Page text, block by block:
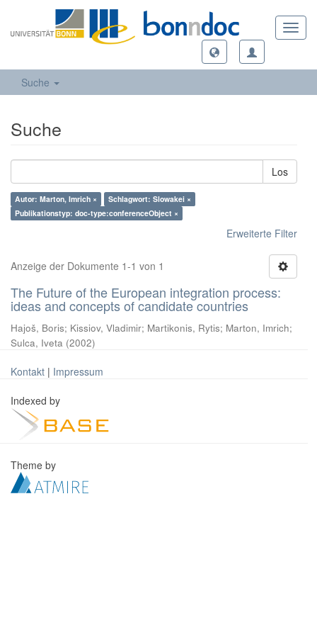
Suche
Suche
Los
Autor: Marton, Imrich ×
Schlagwort: Slowakei ×
Publikationstyp: doc-type:conferenceObject ×
Erweiterte Filter
Anzeige der Dokumente 1-1 von 1
The Future of the European integration process:
ideas and concepts of candidate countries
Hajoš, Boris; Kissiov, Vladimir; Martikonis, Rytis; Marton, Imrich;
Sulca, Iveta (2002)
Kontakt | Impressum
Indexed by
Theme by